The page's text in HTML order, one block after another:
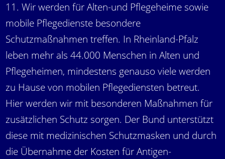
11. Wir werden für Alten-und Pflegeheime sowie
mobile Pflegedienste besondere
Schutzmaßnahmen treffen. In Rheinland-Pfalz
leben mehr als 44.000 Menschen in Alten und
Pflegeheimen, mindestens genauso viele werden
zu Hause von mobilen Pflegediensten betreut.
Hier werden wir mit besonderen Maßnahmen für
zusätzlichen Schutz sorgen. Der Bund unterstützt
diese mit medizinischen Schutzmasken und durch
die Übernahme der Kosten für Antigen-